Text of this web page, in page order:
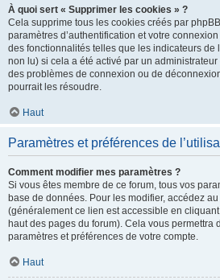
À quoi sert « Supprimer les cookies » ?
Cela supprime tous les cookies créés par
paramètres d’authentification et votre
des fonctionnalités telles que les indicateurs de
non lu) si cela a été activé par un
des problèmes de connexion ou de
pourrait les résoudre.
Haut
Paramètres et préférences de
Comment modifier mes paramètres ?
Si vous êtes membre de ce forum, tous vos
base de données. Pour les modifier, accédez au
(généralement ce lien est accessible en
haut des pages du forum). Cela vous permettra
paramètres et préférences de votre compte.
Haut